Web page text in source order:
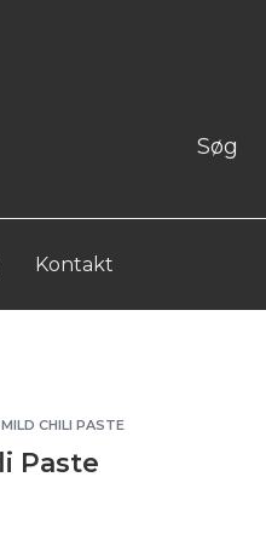
Kontakt
CHILI PASTE
Paste